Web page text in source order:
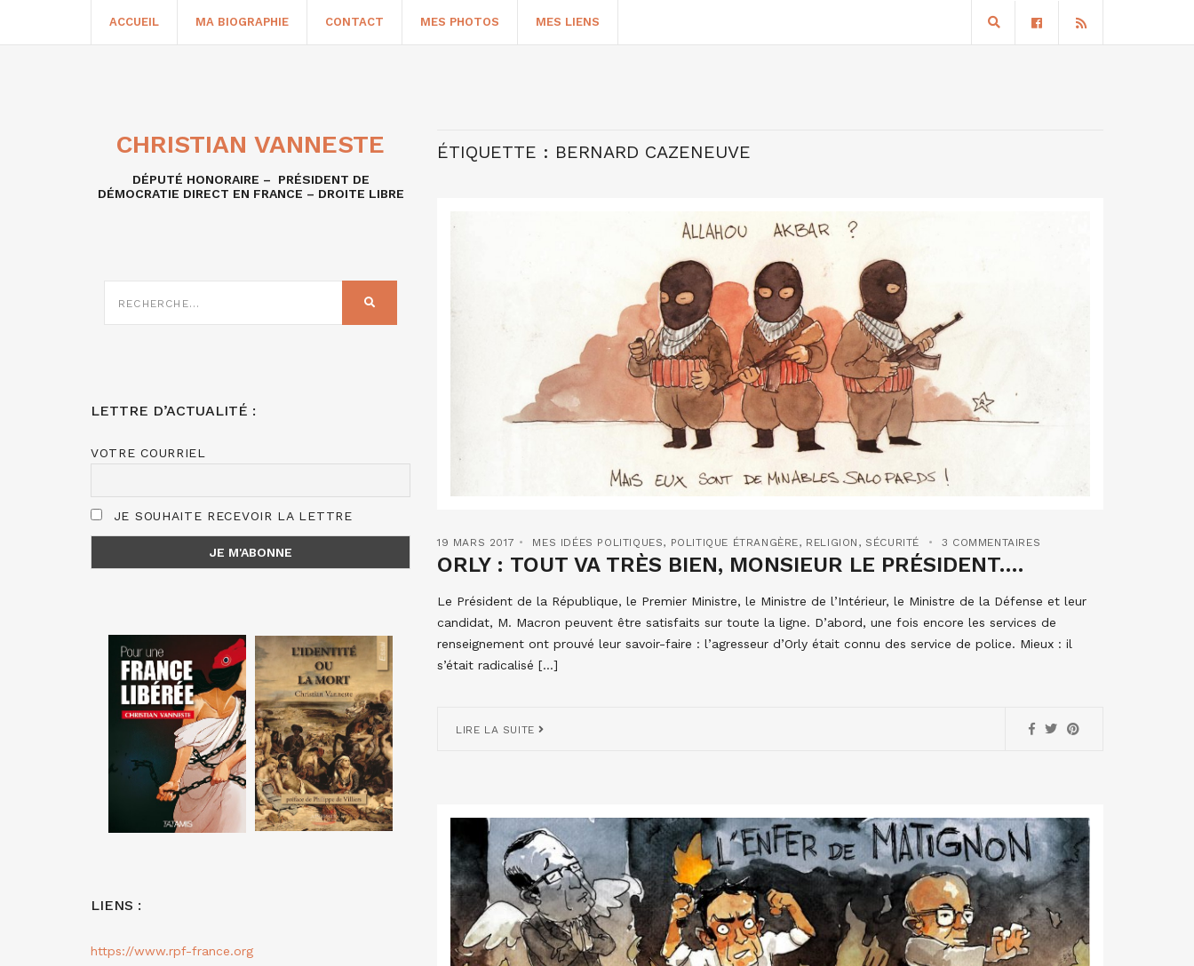
ACCUEIL MA BIOGRAPHIE CONTACT MES PHOTOS MES LIENS
ÉTIQUETTE : BERNARD CAZENEUVE
19 MARS 2017 MES IDÉES POLITIQUES, POLITIQUE ÉTRANGÈRE, RELIGION , SÉCURITÉ 3 COMMENTAIRES
ORLY : TOUT VA TRÈS BIEN, MONSIEUR LE PRÉSIDENT….
Le Président de la République, le Premier Ministre, le Ministre de l’Intérieur, le Ministre de la Défense et leur
candidat, M. Macron peuvent être satisfaits sur toute la ligne. D’abord, une fois encore les services de
renseignement ont prouvé leur savoir-faire : l’agresseur d’Orly était connu des service de police. Mieux : il
s’était radicalisé […]
LIRE LA SUITE
CHRISTIAN VANNESTE
DÉPUTÉ HONORAIRE – PRÉSIDENT DE
DÉMOCRATIE DIRECT EN FRANCE – DROITE LIBRE
SUR
LETTRE D’ACTUALITÉ :
VOTRE COURRIEL
JE SOUHAITE RECEVOIR LA LETTRE
LIENS :
https://www.rpf-france.org